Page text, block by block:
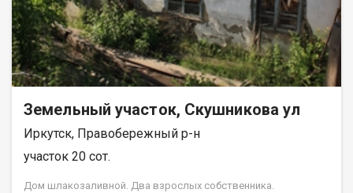
Земельный участок, Скушникова ул
Иркутск, Правобережный р-н
участок 20 сот.
Дом шлакозаливной. Два взрослых собственника.